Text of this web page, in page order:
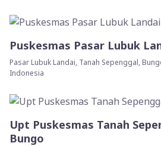
Puskesmas Pasar Lubuk
Pasar Lubuk Landai, Tanah Sepenggal,
Indonesia
Upt Puskesmas Tanah
Bungo